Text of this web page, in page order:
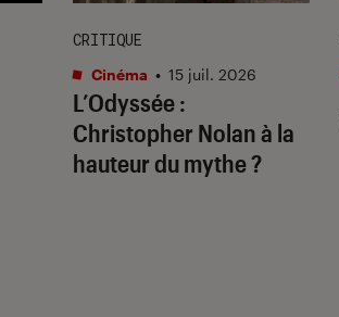
L’Odyssée:
Christopher Nolan à la
hauteur du mythe ?
CRITIQUE
Cinéma • 15 juil. 2026